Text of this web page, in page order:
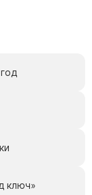
ключ»